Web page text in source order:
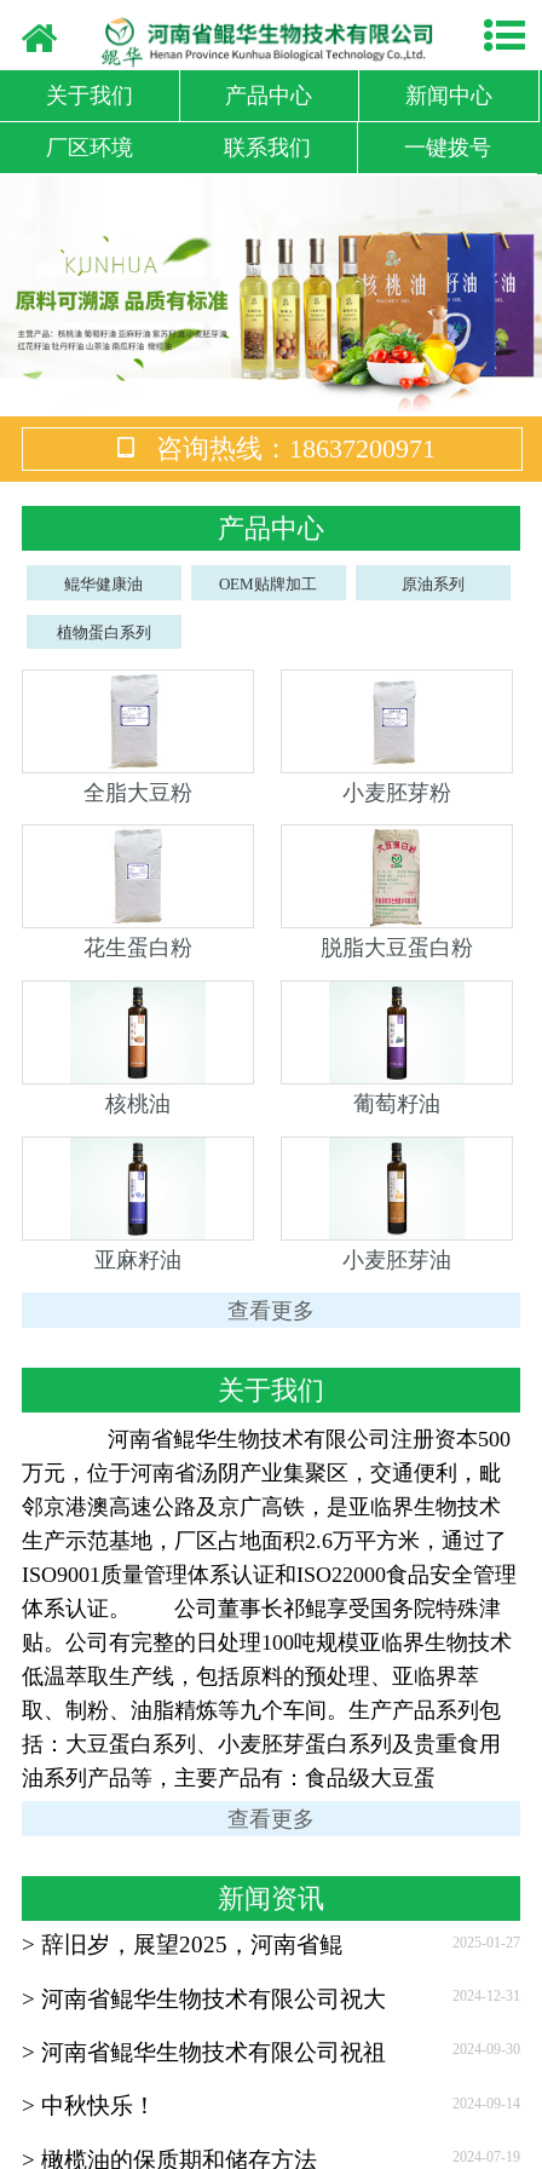
网站首页
关于鲲华
产品中心
厂容厂貌
资质荣誉
新闻中心
油脂设备
联系我们
关于我们 产品中心 新闻中心
厂区环境 联系我们 一键拨号
咨询热线：18637200971
产品中心
鲲华健康油 OEM贴牌加工 原油系列
植物蛋白系列
全脂大豆粉 小麦胚芽粉
花生蛋白粉 脱脂大豆蛋白粉
核桃油 葡萄籽油
亚麻籽油 小麦胚芽油
查看更多
关于我们
河南省鲲华生物技术有限公司注册资本500
万元，位于河南省汤阴产业集聚区，交通便利，毗
邻京港澳高速公路及京广高铁，是亚临界生物技术
生产示范基地，厂区占地面积2.6万平方米，通过了
ISO9001质量管理体系认证和ISO22000食品安全管理
体系认证。 公司董事长祁鲲享受国务院特殊津
贴。公司有完整的日处理100吨规模亚临界生物技术
低温萃取生产线，包括原料的预处理、亚临界萃
取、制粉、油脂精炼等九个车间。生产产品系列包
括：大豆蛋白系列、小麦胚芽蛋白系列及贵重食用
油系列产品等，主要产品有：食品级大豆蛋
查看更多
新闻资讯
辞旧岁，展望2025，河南省鲲 2025-01-27
河南省鲲华生物技术有限公司祝大 2024-12-31
河南省鲲华生物技术有限公司祝祖 2024-09-30
中秋快乐！ 2024-09-14
橄榄油的保质期和储存方法 2024-07-19